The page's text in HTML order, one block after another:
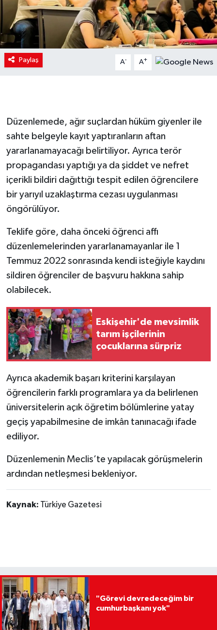
Paylaş A- A+
Düzenlemede, ağır suçlardan hüküm giyenler ile
sahte belgeyle kayıt yaptıranların aftan
yararlanamayacağı belirtiliyor. Ayrıca terör
propagandası yaptığı ya da şiddet ve nefret
içerikli bildiri dağıttığı tespit edilen öğrencilere
bir yarıyıl uzaklaştırma cezası uygulanması
öngörülüyor.
Teklife göre, daha önceki öğrenci affı
düzenlemelerinden yararlanamayanlar ile 1
Temmuz 2022 sonrasında kendi isteğiyle kaydını
sildiren öğrenciler de başvuru hakkına sahip
olabilecek.
Eskişehir'de mevsimlik
tarım işçilerinin
çocuklarına sürpriz
Ayrıca akademik başarı kriterini karşılayan
öğrencilerin farklı programlara ya da belirlenen
üniversitelerin açık öğretim bölümlerine yatay
geçiş yapabilmesine de imkân tanınacağı ifade
ediliyor.
Düzenlemenin Meclis’te yapılacak görüşmelerin
ardından netleşmesi bekleniyor.
Kaynak: Türkiye Gazetesi
"Görevi devredeceğim bir
cumhurbaşkanı yok"